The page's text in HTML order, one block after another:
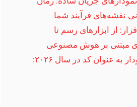
نقشه‌های فرآیند شما
از ابزارهای رسم تا
مبتنی بر هوش مصنوعی
ابزارهای رایگان نمودار به عنوان کد در سال ۲۰۲۶: